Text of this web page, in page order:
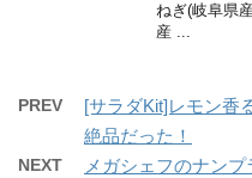
ねぎ(岐阜県
産 ...
PREV
[サラダKit]レモン香
絶品だった！
NEXT メガシェフのナン